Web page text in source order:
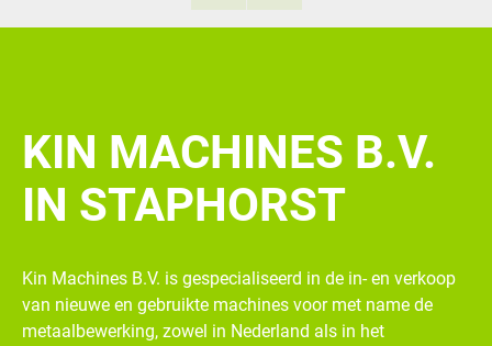
KIN MACHINES B.V.
IN STAPHORST
Kin Machines B.V. is gespecialiseerd in de in- en verkoop
van nieuwe en gebruikte machines voor met name de
metaalbewerking, zowel in Nederland als in het